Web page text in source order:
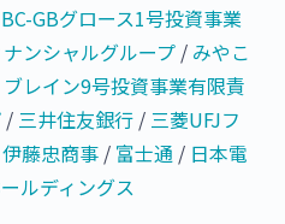
GBグロース1号投資事業
ンシャルグループ / みやこ
レイン9号投資事業有限責
/ 三井住友銀行 / 三菱UFJフ
伊藤忠商事 / 富士通 / 日本電
ルディングス